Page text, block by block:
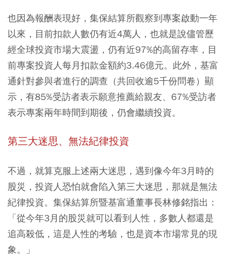
也因為報酬表現好，集保結算所觀察到專案啟動一年
以來，目前扣款人數仍有近4萬人，也就是說儘管歷
經全球投資市場大震盪，仍有近97%的高留存率 ，目
前專案投資人每月扣款金額約3.46億元。此外，基富
通針對參與者進行的調查（共回收逾5千份問卷）顯
示， 有85%受訪者表示願意推薦給親友、67%受訪者
表示專案兩年時間到期後，仍會繼續投資。
第三大迷思、無法紀律投資
不過，就算克服上述兩大迷思，遇到像今年3月時的
股災，投資人恐怕就會陷入第三大迷思，那就是無法
紀律投資。集保結算所暨基富通董事長林修銘指出：
「從今年3月的股災就可以看到人性， 多數人都還是
追高殺低 ，這是人性的考驗，也是資本市場常見的現
象。」